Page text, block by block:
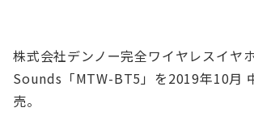
株式会社デンノー完全ワイヤレスイヤ
Sounds「MTW-BT5」を2019年10月
売。